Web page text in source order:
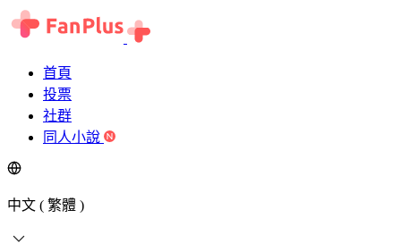
首頁
投票
社群
同人小說
中文 ( 繁體 )